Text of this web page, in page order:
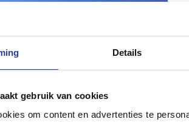
Details
gebruik van cookies
om content en advertenties te
en Puerto Banús is dichterbij dan